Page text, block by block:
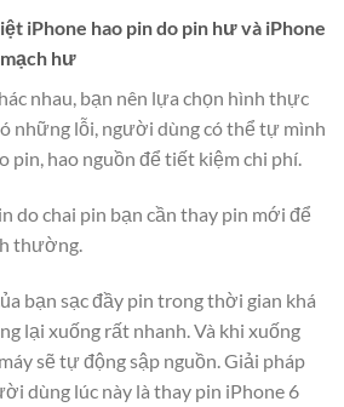
iPhone hao pin do pin hư và iPhone
hư
nhau, bạn nên lựa chọn hình thực
những lỗi, người dùng có thể tự mình
pin, hao nguồn để tiết kiệm chi phí.
do chai pin bạn cần thay pin mới để
thường.
bạn sạc đầy pin trong thời gian khá
lại xuống rất nhanh. Và khi xuống
sẽ tự động sập nguồn. Giải pháp
dùng lúc này là thay pin iPhone 6